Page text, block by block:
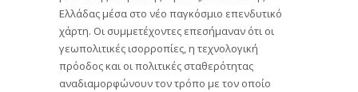
Ελλάδας μέσα στο νέο παγκόσμιο επενδυτικό
χάρτη. Οι συμμετέχοντες επεσήμαναν ότι οι
γεωπολιτικές ισορροπίες, η τεχνολογική
πρόοδος και οι πολιτικές σταθερότητας
αναδιαμορφώνουν τον τρόπο με τον οποίο